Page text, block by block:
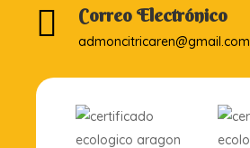
 Correo Electrónico
admoncitricaren@gmail.com